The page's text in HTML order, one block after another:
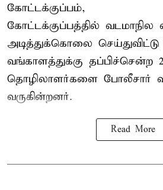
கோட்டக்குப்பம்,
கோட்டக்குப்பத்தில் வடமாநில
அடித்துக்கொலை செய்துவிட்டு
வங்காளத்துக்கு தப்பிச்சென்ற 2
தொழிலாளர்களை போலீசார்
வருகின்றனர்.
Read More